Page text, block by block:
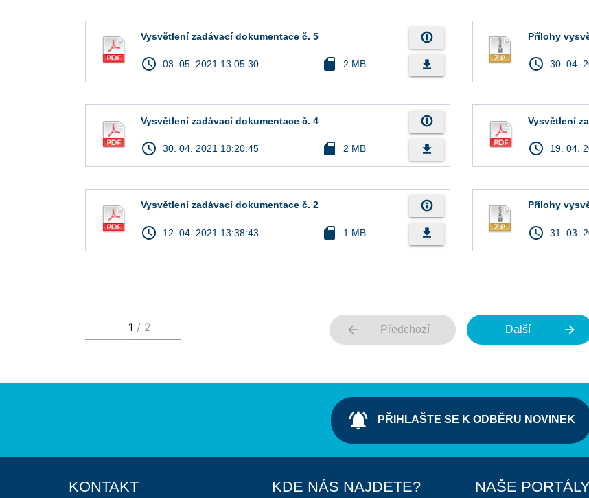
Vysvětlení zadávací dokumentace č. 5
access_time 03. 05. 2021 13:05:30 sd_card 2 MB
info_outline
file_download
Přílohy
access_time 30. 04.
Vysvětlení zadávací dokumentace č. 4
access_time 30. 04. 2021 18:20:45 sd_card 2 MB
info_outline
file_download
Vysvětlení
access_time 19. 04.
Vysvětlení zadávací dokumentace č. 2
access_time 12. 04. 2021 13:38:43 sd_card 1 MB
info_outline
file_download
Přílohy
access_time 31. 03.
arrow_back Předchozí Další arrow_forward
notifications_active PŘIHLAŠTE SE K ODBĚRU NOVINEK
KONTAKT KDE NÁS NAJDETE? NAŠE PORTÁLY